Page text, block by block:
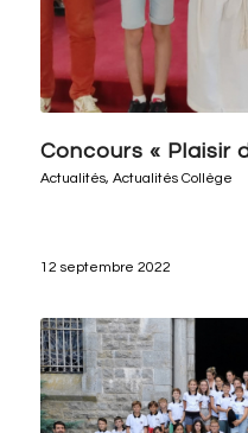
Concours « Plaisir
Actualités, Actualités Collège
12 septembre 2022